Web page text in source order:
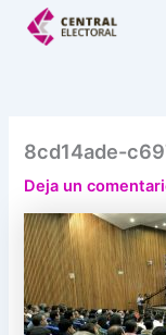
8cd14ade-
Deja un